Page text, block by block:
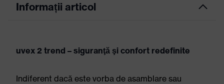
Informații articol
uvex 2 trend – siguranţă şi confort redefinite
Indiferent dacă este vorba de asamblare sau